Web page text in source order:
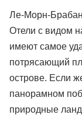
Ле-Морн-
Отели с видом
имеют самое
потрясающий
острове. Если
панорамном
природные